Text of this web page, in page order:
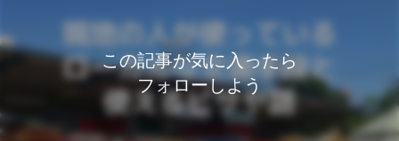
この記事が気に入ったら
フォローしよう